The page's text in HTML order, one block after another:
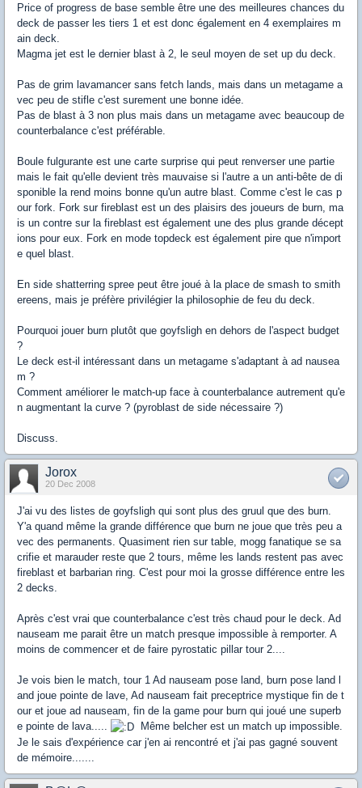
Price of progress de base semble être une des meilleures chances du
deck de passer les tiers 1 et est donc également en 4 exemplaires m
ain deck.
Magma jet est le dernier blast à 2, le seul moyen de set up du deck.
Pas de grim lavamancer sans fetch lands, mais dans un metagame a
vec peu de stifle c'est surement une bonne idée.
Pas de blast à 3 non plus mais dans un metagame avec beaucoup de
counterbalance c'est préférable.
Boule fulgurante est une carte surprise qui peut renverser une partie
mais le fait qu'elle devient très mauvaise si l'autre a un anti-bête de di
sponible la rend moins bonne qu'un autre blast. Comme c'est le cas p
our fork. Fork sur fireblast est un des plaisirs des joueurs de burn, ma
is un contre sur la fireblast est également une des plus grande décept
ions pour eux. Fork en mode topdeck est également pire que n'import
e quel blast.
En side shatterring spree peut être joué à la place de smash to smith
ereens, mais je préfère privilégier la philosophie de feu du deck.
Pourquoi jouer burn plutôt que goyfsligh en dehors de l'aspect budget
?
Le deck est-il intéressant dans un metagame s'adaptant à ad nausea
m ?
Comment améliorer le match-up face à counterbalance autrement qu'e
n augmentant la curve ? (pyroblast de side nécessaire ?)
Discuss.
Jorox
20 Dec 2008
J'ai vu des listes de goyfsligh qui sont plus des gruul que des burn.
Y'a quand même la grande différence que burn ne joue que très peu a
vec des permanents. Quasiment rien sur table, mogg fanatique se sa
crifie et marauder reste que 2 tours, même les lands restent pas avec
fireblast et barbarian ring. C'est pour moi la grosse différence entre les
2 decks.
Après c'est vrai que counterbalance c'est très chaud pour le deck. Ad
nauseam me parait être un match presque impossible à remporter. A
moins de commencer et de faire pyrostatic pillar tour 2....
Je vois bien le match, tour 1 Ad nauseam pose land, burn pose land l
and joue pointe de lave, Ad nauseam fait preceptrice mystique fin de t
our et joue ad nauseam, fin de la game pour burn qui joué une superb
e pointe de lava.....
Même belcher est un match up impossible.
Je le sais d'expérience car j'en ai rencontré et j'ai pas gagné souvent
de mémoire.......